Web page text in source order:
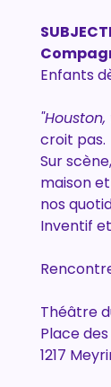
Enfants
croit pas.
Sur
maison
nos
Inventif
Théâtre
Place
1217